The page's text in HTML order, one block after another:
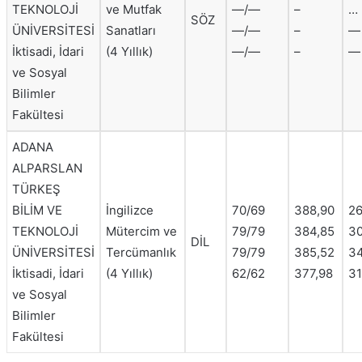
TEKNOLOJİ
ÜNİVERSİTESİ
İktisadi, İdari
ve Sosyal
Bilimler
Fakültesi
ve Mutfak
Sanatları
(4 Yıllık)
SÖZ
—/—
—/—
—/—
–
–
–
…
—
—
ADANA
ALPARSLAN
TÜRKEŞ
BİLİM VE
TEKNOLOJİ
ÜNİVERSİTESİ
İktisadi, İdari
ve Sosyal
Bilimler
Fakültesi
İngilizce
Mütercim ve
Tercümanlık
(4 Yıllık)
DİL
70/69
79/79
79/79
62/62
388,90
384,85
385,52
377,98